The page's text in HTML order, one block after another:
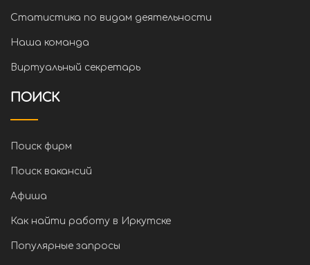
Статистика по видам деятельности
Наша команда
Виртуальный секретарь
ПОИСК
Поиск фирм
Поиск вакансий
Афиша
Как найти работу в Иркутске
Популярные запросы